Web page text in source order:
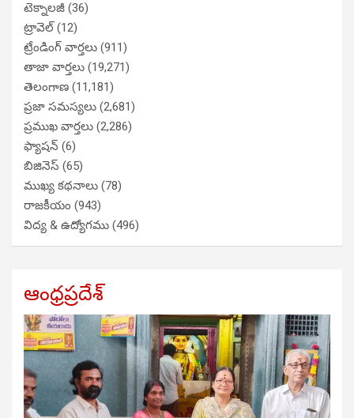
టెక్నాలజీ (36)
ట్రావెల్(12)
ట్రేండింగ్ వార్తలు (911)
తాజా వార్తలు (19,271)
తెలంగాణ (11,181)
ప్రజా సమస్యలు (2,681)
ప్రముఖ వార్తలు (2,286)
ఫ్యాషన్ (6)
బిజినెస్ (65)
ముఖ్య కథనాలు (78)
రాజకీయం (943)
విద్య & ఉద్యోగము (496)
ఆంధ్రప్రదేశ్